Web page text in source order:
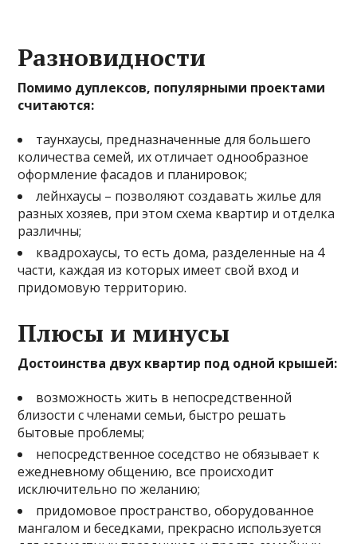
Разновидности
Помимо дуплексов, популярными проектами
считаются:
таунхаусы, предназначенные для большего
количества семей, их отличает однообразное
оформление фасадов и планировок;
лейнхаусы – позволяют создавать жилье для
разных хозяев, при этом схема квартир и отделка
различны;
квадрохаусы, то есть дома, разделенные на 4
части, каждая из которых имеет свой вход и
придомовую территорию.
Плюсы и минусы
Достоинства двух квартир под одной крышей:
возможность жить в непосредственной
близости с членами семьи, быстро решать
бытовые проблемы;
непосредственное соседство не обязывает к
ежедневному общению, все происходит
исключительно по желанию;
придомовое пространство, оборудованное
мангалом и беседками, прекрасно используется